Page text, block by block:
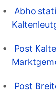
Post
Post